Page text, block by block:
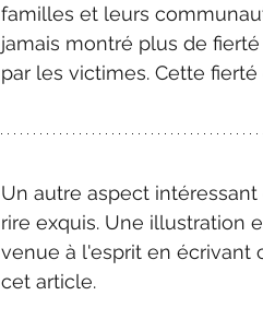
familles et leurs
jamais montré plus de
par les victimes. Cette
Un autre aspect
rire exquis. Une illustration
venue à l'esprit en écrivant
cet article.